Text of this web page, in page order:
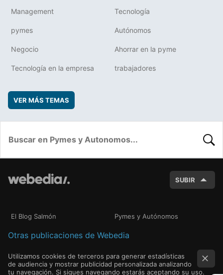
Management Tecnología
pymes Autónomos
Negocio Ahorrar en la pyme
Tecnología en la empresa trabajadores
VER MÁS TEMAS
SUBIR
El Blog Salmón Pymes y Autónomos
Otras publicaciones de Webedia
Utilizamos cookies de terceros para generar estadísticas
de audiencia y mostrar publicidad personalizada analizando
tu navegación. Si sigues navegando estarás aceptando su uso.